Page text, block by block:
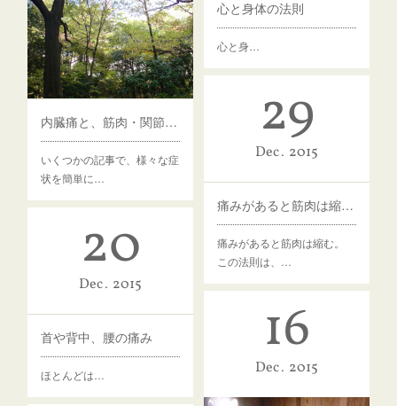
心と身体の法則
心と身…
内臓痛と、筋肉・関節の痛みの見分け方
いくつかの記事で、様々な症
状を簡単に…
29
Dec 2015
痛みがあると筋肉は縮む。その2 ストレッチ編
痛みがあると筋肉は縮む。
この法則は、…
20
Dec 2015
首や背中、腰の痛み
ほとんどは…
16
Dec 2015